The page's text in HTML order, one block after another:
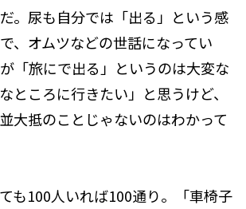
。尿も自分では「出る」という感
、オムツなどの世話になってい
「旅にで出る」というのは大変な
ところに行きたい」と思うけど、
大抵のことじゃないのはわかって
も100人いれば100通り。「車椅子